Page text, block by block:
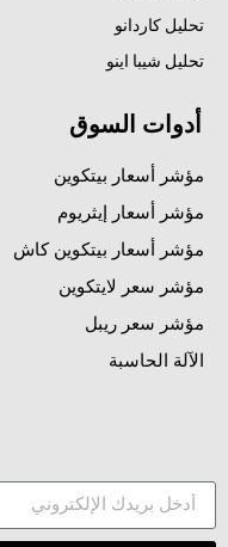
تحليل كاردانو
تحليل شيبا اينو
أدوات السوق
مؤشر أسعار بيتكوين
مؤشر أسعار إيثريوم
مؤشر أسعار بيتكوين كاش
مؤشر سعر لايتكوين
مؤشر سعر ريبل
الآلة الحاسبة